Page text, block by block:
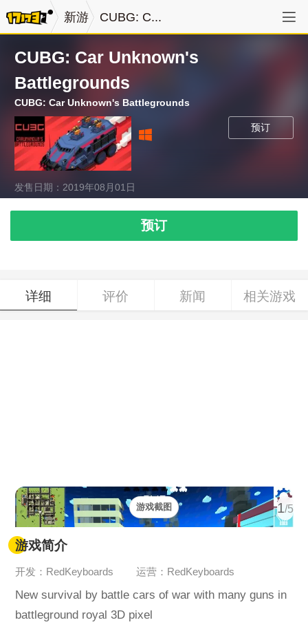
新游 CUBG: C...
CUBG: Car Unknown's
Battlegrounds
CUBG: Car Unknown's Battlegrounds
预订
发售日期：2019年08月01日
预订
详细 评价 新闻 相关游戏
1/5
游戏截图
游戏简介
开发：RedKeyboards 运营：RedKeyboards
New survival by battle cars of war with many guns in
battleground royal 3D pixel